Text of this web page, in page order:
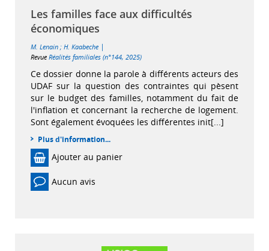
Les familles face aux difficultés
économiques
M. Lenain ; H. Kaabeche |
Revue Réalités familiales (n°144, 2025)
Ce dossier donne la parole à différents acteurs des
UDAF sur la question des contraintes qui pèsent
sur le budget des familles, notamment du fait de
l'inflation et concernant la recherche de logement.
Sont également évoquées les différentes init[...]
Plus d'information...
Ajouter au panier
Aucun avis